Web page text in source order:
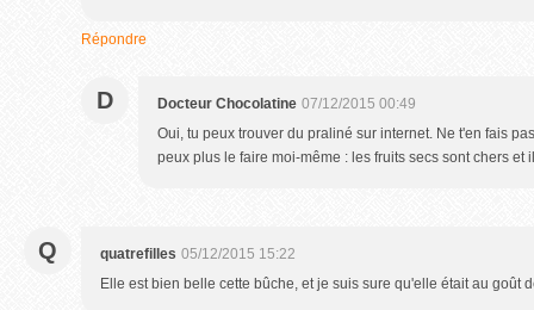
Répondre
D Docteur Chocolatine 07/12/2015 00:49
Oui, tu peux trouver du praliné sur internet. Ne t'en fais
peux plus le faire moi-même : les fruits secs sont chers et
Q quatrefilles 05/12/2015 15:22
Elle est bien belle cette bûche, et je suis sure qu'elle était au goût